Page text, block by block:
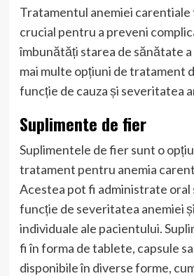
Tratamentul anemiei
crucial pentru a preveni
îmbunătăți starea de sănătate
mai multe opțiuni de tratament
funcție de cauza și severitatea
Suplimente de fier
Suplimentele de fier sunt o
tratament pentru anemia
Acestea pot fi administrate oral
funcție de severitatea anemiei
individuale ale pacientului.
fi în forma de tablete, capsule
disponibile în diverse forme,